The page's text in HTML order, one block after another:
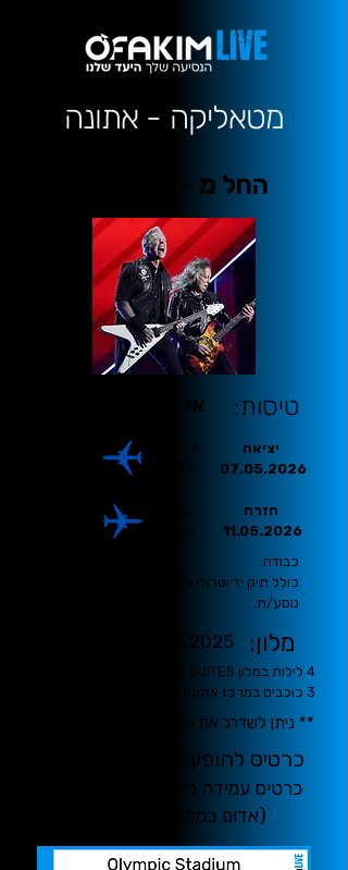
מטאליקה - אתונה
החל מ - 1299 €
אל על טיסות:
תל אביב
19:30
יציאה
07.05.2026
אתונה
10:30
חזרה
11.05.2026
כבודה:
נוסע/ת.
7-11.05.2025 מלון:
4 לילות במלון BELLE EPOQUE SUITES
3 כוכבים במרכז אתונה ע"ב לינה וארוחת בוקר
** ניתן לשדרג את המלון
כרטיס להופעה: